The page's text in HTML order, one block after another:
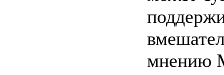
мнению